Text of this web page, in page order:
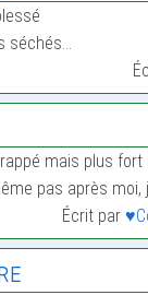
séchés…
mais plus fort
pas après moi,
Écrit par